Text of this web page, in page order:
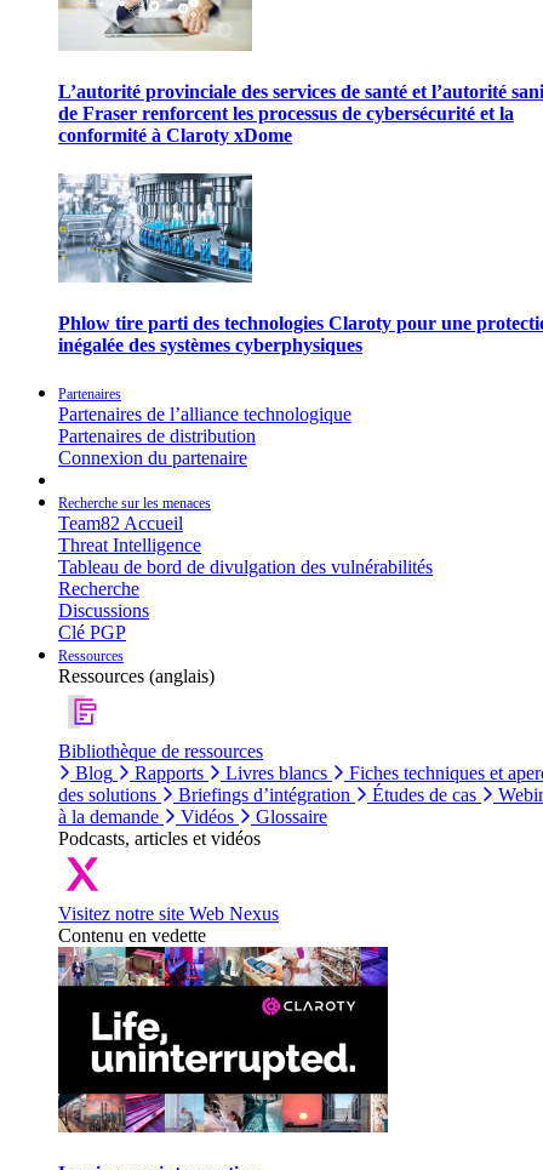
L’autorité provinciale des services de santé et l’autorité
de Fraser renforcent les processus de cybersécurité et la
conformité à Claroty xDome
Phlow tire parti des technologies Claroty pour une
inégalée des systèmes cyberphysiques
Partenaires
Partenaires de l’alliance technologique
Partenaires de distribution
Connexion du partenaire
Recherche sur les menaces
Team82 Accueil
Threat Intelligence
Tableau de bord de divulgation des vulnérabilités
Recherche
Discussions
Clé PGP
Ressources
Ressources (anglais)
Bibliothèque de ressources
Blog
Rapports Livres blancs
Fiches techniques et
des solutions
Briefings d’intégration Études de cas
à la demande
Vidéos
Glossaire
Podcasts, articles et vidéos
Visitez notre site Web Nexus
Contenu en vedette